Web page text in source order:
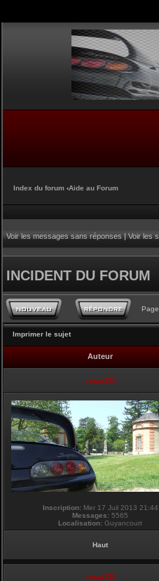
Index du forum ‹Aide au Forum
Voir les messages sans réponses|Voir les
INCIDENT DU FORUM
Page
Imprimer le sujet
Auteur
vmax330
Inscription:Mer 17 Juil 2013 21:44
Messages: 5565
Localisation: Guyancourt
Haut
vmax330